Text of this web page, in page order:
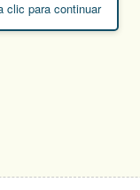
clic para continuar